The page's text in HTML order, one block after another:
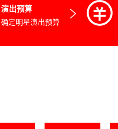
演出预算
确定明星演出预算